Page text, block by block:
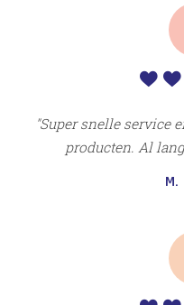
Super snelle service
producten. Al